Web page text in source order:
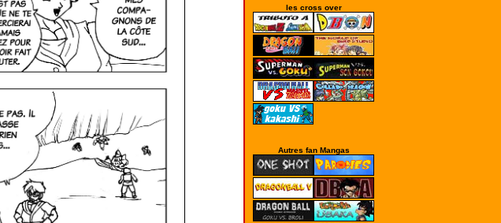
les cross over
Autres fan Mangas